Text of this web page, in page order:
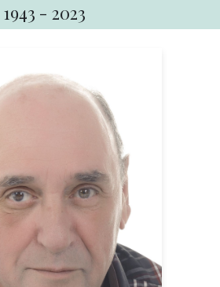
1943 - 2023